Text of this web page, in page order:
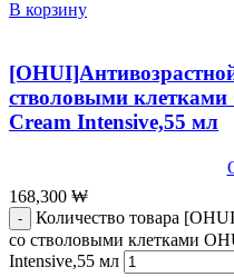
В корзину
стволовыми
Cream Intensive,55 мл
168,300 ₩
Количество товара
со стволовыми клетками
Intensive,55 мл